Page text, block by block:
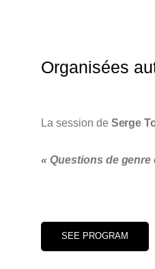
Organisées
La session de Serge
« Questions de genre
SEE PROGRAM